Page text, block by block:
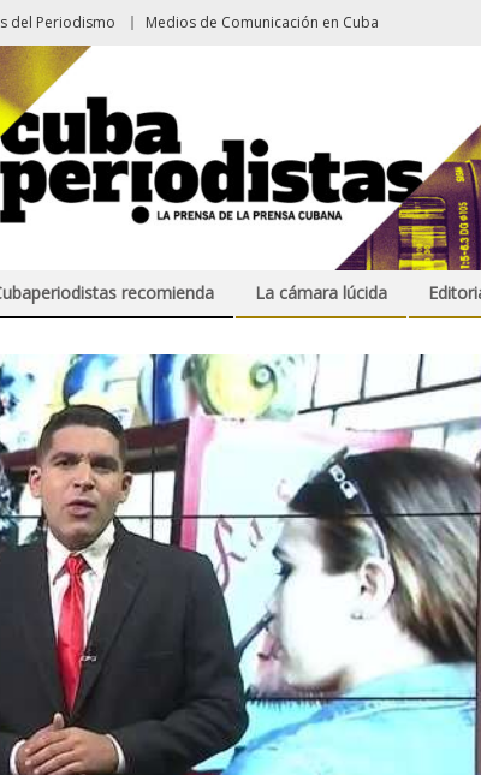
del Periodismo Medios de Comunicación en Cuba
recomienda La cámara lúcida